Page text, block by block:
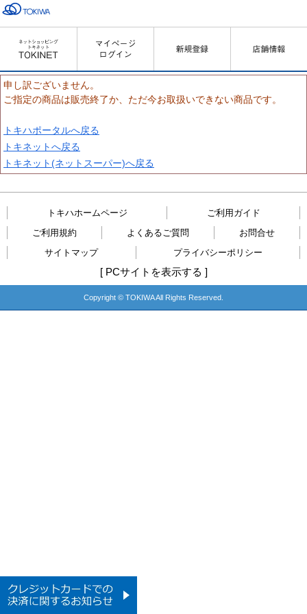
申し訳ございません。
ご指定の商品は販売終了か、ただ今お取扱いできない商品です。
トキハポータルへ戻る
トキネットへ戻る
トキネット(ネットスーパー)へ戻る
トキハホームページ
ご利用ガイド
ご利用規約
よくあるご質問
お問合せ
サイトマップ
プライバシーポリシー
[ PCサイトを表示する ]
Copyright © TOKIWA All Rights Reserved.